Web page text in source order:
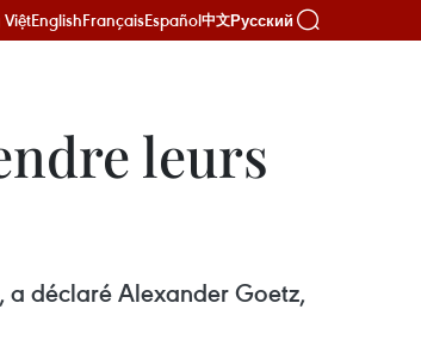
ViệtEnglishFrançaisEspañol中文Русский
leurs
a déclaré Alexander Goetz,